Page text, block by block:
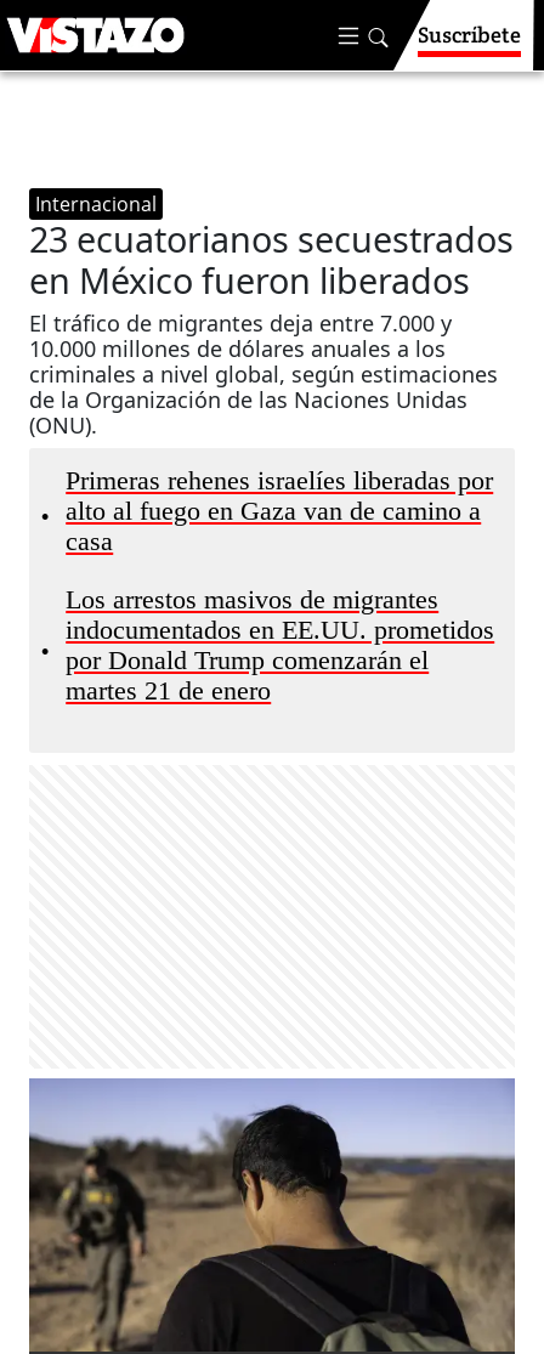
Suscríbete
Internacional
23 ecuatorianos secuestrados
en México fueron liberados
El tráfico de migrantes deja entre 7.000 y
10.000 millones de dólares anuales a los
criminales a nivel global, según estimaciones
de la Organización de las Naciones Unidas
(ONU).
•
Primeras rehenes israelíes liberadas por
alto al fuego en Gaza van de camino a
casa
•
Los arrestos masivos de migrantes
indocumentados en EE.UU. prometidos
por Donald Trump comenzarán el
martes 21 de enero